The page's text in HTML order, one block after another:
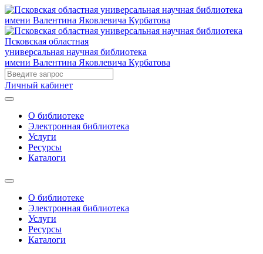
Псковская областная
универсальная научная библиотека
имени Валентина Яковлевича Курбатова
Личный кабинет
О библиотеке
Электронная библиотека
Услуги
Ресурсы
Каталоги
О библиотеке
Электронная библиотека
Услуги
Ресурсы
Каталоги